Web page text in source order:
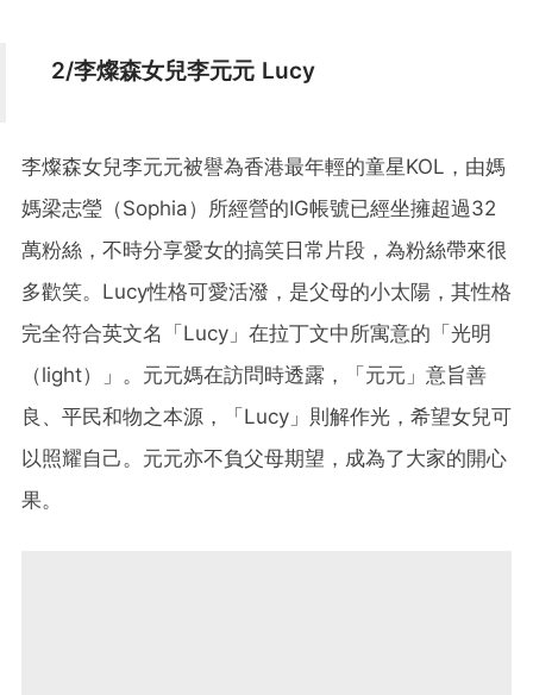
2/李燦森女兒李元元 Lucy
李燦森女兒李元元被譽為香港最年輕的童星KOL，由媽
媽梁志瑩（Sophia）所經營的IG帳號已經坐擁超過32
萬粉絲，不時分享愛女的搞笑日常片段，為粉絲帶來很
多歡笑。Lucy性格可愛活潑，是父母的小太陽，其性格
完全符合英文名「Lucy」在拉丁文中所寓意的「光明
（light）」。元元媽在訪問時透露，「元元」意旨善
良、平民和物之本源，「Lucy」則解作光，希望女兒可
以照耀自己。元元亦不負父母期望，成為了大家的開心
果。